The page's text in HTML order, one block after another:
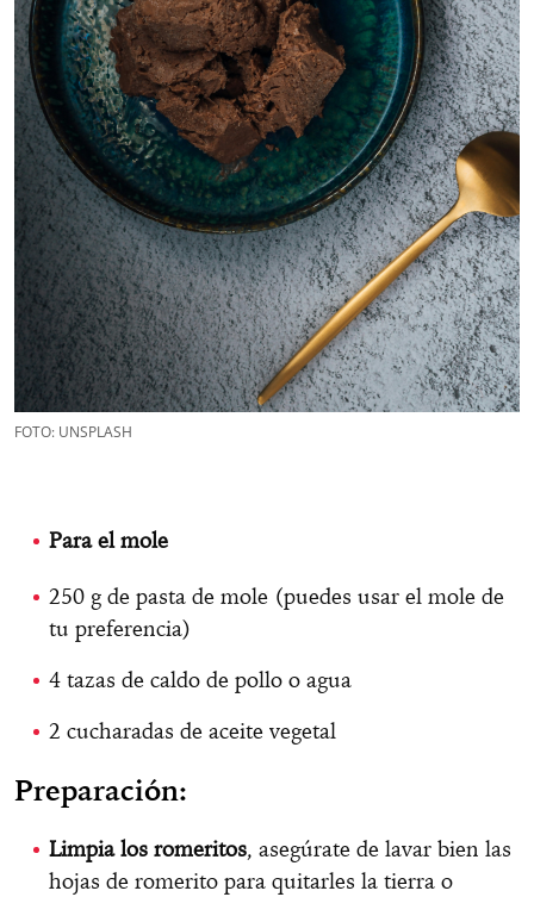
FOTO: UNSPLASH
Para el mole
250 g de pasta de mole (puedes usar el mole de
tu preferencia)
4 tazas de caldo de pollo o agua
2 cucharadas de aceite vegetal
Preparación:
Limpia los romeritos, asegúrate de lavar bien las
hojas de romerito para quitarles la tierra o